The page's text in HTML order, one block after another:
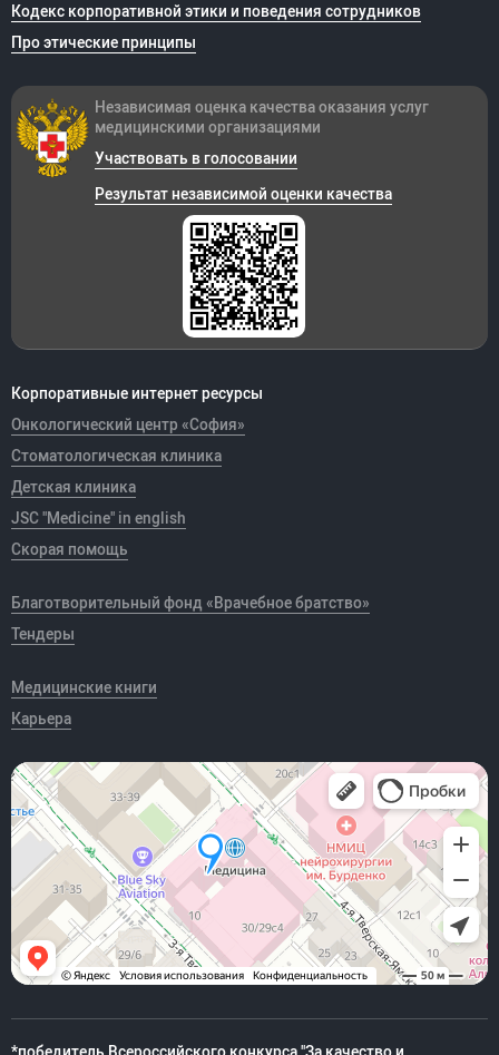
Кодекс корпоративной этики и поведения сотрудников
Про этические принципы
Корпоративные интернет ресурсы
Онкологический центр «София»
Стоматологическая клиника
Детская клиника
JSC "Medicine" in english
Скорая помощь
Благотворительный фонд «Врачебное братство»
Тендеры
Медицинские книги
Карьера
Независимая оценка качества оказания услуг
медицинскими организациями
Участвовать в голосовании
Результат независимой оценки качества